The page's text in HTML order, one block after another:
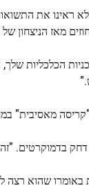
ראינו את
הכלכליות
בדמוקרטים.
באומרו שהוא רצה